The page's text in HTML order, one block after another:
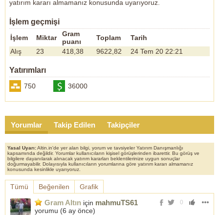
yatırım kararı almamanız konusunda uyarıyoruz.
İşlem geçmişi
İşlem Miktar
Gram
puanı
Toplam
Tarih
Alış
23 418,38 9622,82 24 Tem 20 22:21
Yatırımları
750 36000
Yorumlar Takip Edilen Takipçiler
Yasal Uyarı:Altin.in'de yer alan bilgi, yorum ve tavsiyeler Yatırım Danışmanlığı
kapsamında değildir. Yorumlar kullanıcıların kişisel görüşlerinden ibarettir. Bu görüş ve
bilgilere dayanılarak alınacak yatırım kararları beklentilerinize uygun sonuçlar
doğurmayabilir. Dolayısıyla kullanıcıların yorumlarına göre yatırım kararı almamanız
konusunda kesinlikle uyarıyoruz.
Tümü Beğenilen Grafik
0
Gram Altın için mahmuTS61
yorumu (6 ay önce)